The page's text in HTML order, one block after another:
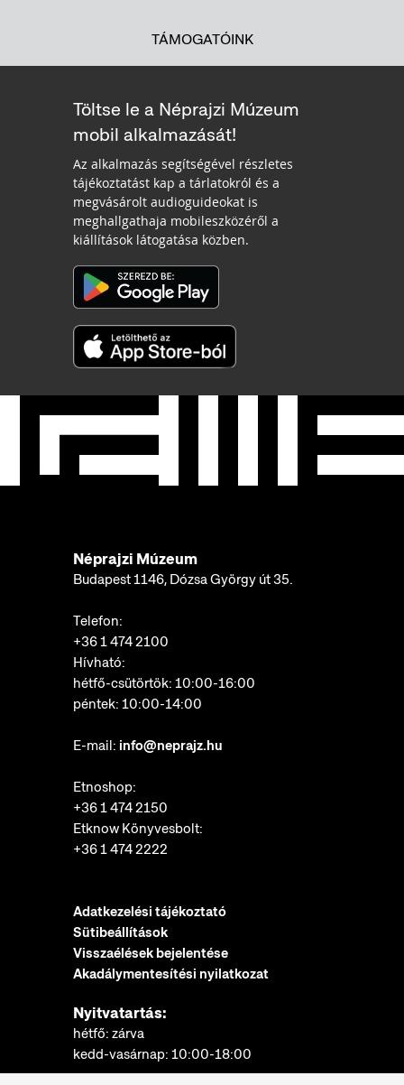
TÁMOGATÓINK
Töltse le a Néprajzi Múzeum
mobil alkalmazását!
Az alkalmazás segítségével részletes
tájékoztatást kap a tárlatokról és a
megvásárolt audioguideokat is
meghallgathaja mobileszközéről a
kiállítások látogatása közben.
Néprajzi Múzeum
Budapest 1146, Dózsa György út 35.
Telefon:
+36 1 474 2100
Hívható:
hétfő-csütörtök: 10:00-16:00
péntek: 10:00-14:00
E-mail: info@neprajz.hu
Etnoshop:
+36 1 474 2150
Etknow Könyvesbolt:
+36 1 474 2222
Adatkezelési tájékoztató
Sütibeállítások
Visszaélések bejelentése
Akadálymentesítési nyilatkozat
Nyitvatartás:
hétfő: zárva
kedd-vasárnap: 10:00-18:00